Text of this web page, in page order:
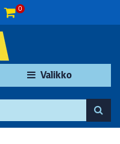
0
Valikko